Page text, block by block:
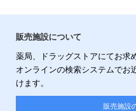
販売施設について
薬局、ドラッグストアにてお求
オンラインの検索システムでお
けます。
販売施設